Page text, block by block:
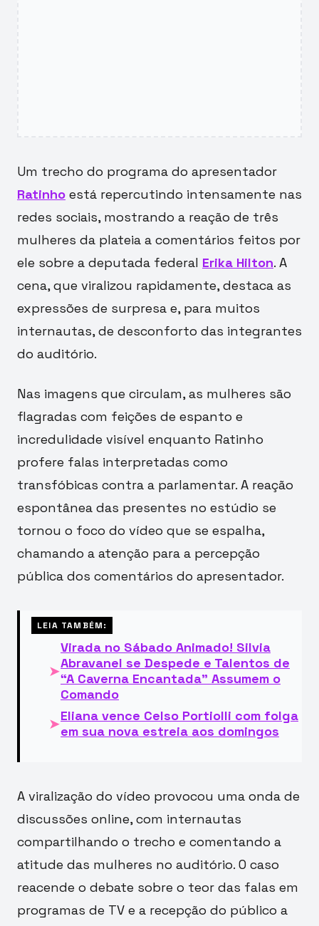
Um trecho do programa do apresentador
Ratinho está repercutindo intensamente nas
redes sociais, mostrando a reação de três
mulheres da plateia a comentários feitos por
ele sobre a deputada federal Erika Hilton. A
cena, que viralizou rapidamente, destaca as
expressões de surpresa e, para muitos
internautas, de desconforto das integrantes
do auditório.
Nas imagens que circulam, as mulheres são
flagradas com feições de espanto e
incredulidade visível enquanto Ratinho
profere falas interpretadas como
transfóbicas contra a parlamentar. A reação
espontânea das presentes no estúdio se
tornou o foco do vídeo que se espalha,
chamando a atenção para a percepção
pública dos comentários do apresentador.
LEIA TAMBÉM:
➤
Virada no Sábado Animado! Silvia
Abravanel se Despede e Talentos de
“A Caverna Encantada” Assumem o
Comando
➤Eliana vence Celso Portiolli com folga
em sua nova estreia aos domingos
A viralização do vídeo provocou uma onda de
discussões online, com internautas
compartilhando o trecho e comentando a
atitude das mulheres no auditório. O caso
reacende o debate sobre o teor das falas em
programas de TV e a recepção do público a